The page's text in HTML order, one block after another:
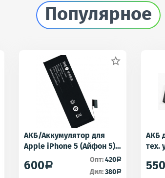
Популярное

АКБ/Аккумулятор для
Apple iPhone 5 (Айфон 5)
600a Опт:420a
Дил:380a
АКБ
тех.
550